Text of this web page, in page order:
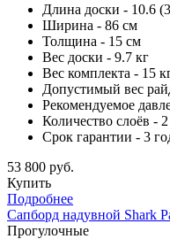
Длина доски - 10.6
Ширина - 86 см
Толщина - 15 см
Вес доски - 9.7 кг
Вес комплекта - 15
Допустимый вес
Рекомендуемое
Количество слоёв - 2
Срок гарантии - 3
53 800 руб.
Купить
Подробнее
Сапборд надувной Shark
Прогулочные